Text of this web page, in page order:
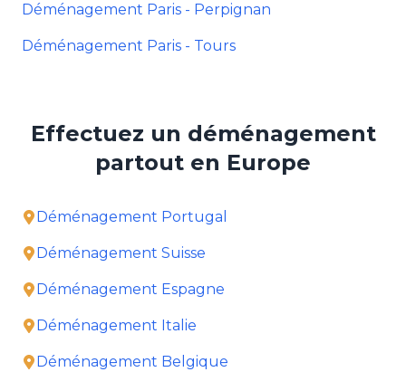
Déménagement Paris - Perpignan
Déménagement Paris - Tours
Effectuez un déménagement
partout en Europe
Déménagement Portugal
Déménagement Suisse
Déménagement Espagne
Déménagement Italie
Déménagement Belgique